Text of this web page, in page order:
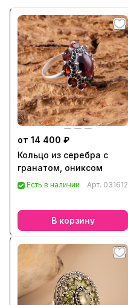
от 14 400 ₽
Кольцо из серебра с
гранатом, ониксом
Есть в наличии Арт. 031612
В корзину